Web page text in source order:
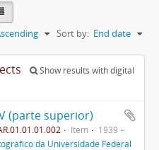
Sort by: End date
Show results with digital
(parte superior)
Item
1939
da Universidade Federal